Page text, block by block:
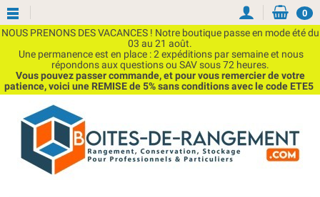
NOUS PRENONS DES VACANCES ! Notre boutique passe en mode été du
03 au 21 août.
Une permanence est en place : 2 expéditions par semaine et nous
répondons aux questions ou SAV sous 72 heures.
Vous pouvez passer commande, et pour vous remercier de votre
patience, voici une REMISE de 5% sans conditions avec le code ETE5
0